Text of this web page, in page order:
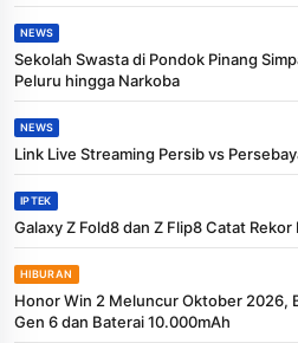
NEWS
Sekolah Swasta di Pondok Pinang
Peluru hingga Narkoba
NEWS
Link Live Streaming Persib vs
IPTEK
Galaxy Z Fold8 dan Z Flip8 Catat
HIBURAN
Honor Win 2 Meluncur Oktober 2026,
Gen 6 dan Baterai 10.000mAh